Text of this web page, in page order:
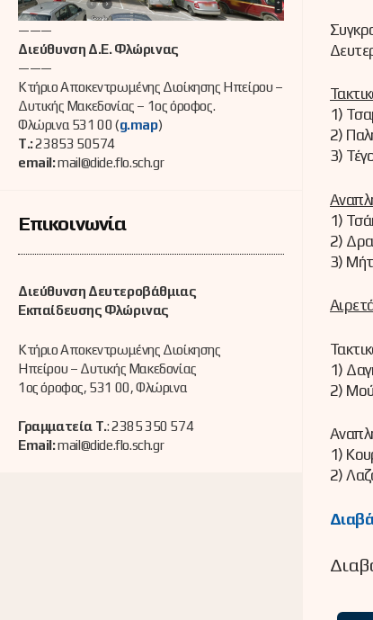
1)
2)
3)
1)
2)
3)
1)
2)
1)
2)
———
Διεύθυνση Δ.Ε. Φλώρινας
———
Κτήριο Αποκεντρωμένης Διοίκησης Ηπείρου –
Δυτικής Μακεδονίας – 1ος όροφος.
Φλώρινα 531 00 (g.map)
Τ.:23853 50574
email:mail@dide.flo.sch.gr
Επικοινωνία
Διεύθυνση Δευτεροβάθμιας
Εκπαίδευσης Φλώρινας
Κτήριο Αποκεντρωμένης Διοίκησης
Ηπείρου – Δυτικής Μακεδονίας
1ος όροφος, 531 00, Φλώρινα
Γραμματεία Τ.: 2385 350 574
Email:mail@dide.flo.sch.gr